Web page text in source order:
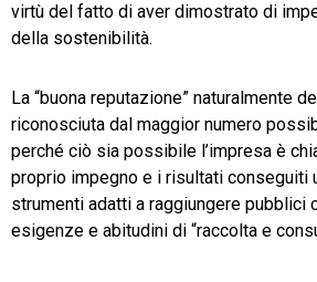
virtù del fatto di aver dimostrato di
della sostenibilità.
La “buona reputazione” naturalmente
riconosciuta dal maggior numero
perché ciò sia possibile l’impresa è
proprio impegno e i risultati conseguiti
strumenti adatti a raggiungere pubblici
esigenze e abitudini di “raccolta e